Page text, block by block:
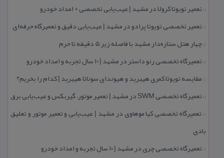
:: تعمیر تویوتا كرولا در مشهد | عیب‌یابی تخصصی + امداد خودرو
:: تعمیر تخصصی تویوتا پرادو در مشهد | عیب‌یابی دقیق و تعمیرگاه حرفه‌ای
::چهار هتل‌ ستاره‌دار مشهد با فاصله زیر 5 دقیقه تا حرم
:: تعمیرگاه تخصصی رنو داستر در مشهد | ۱۰ سال تجربه و امداد خودرو
:: مقایسه تویوتا كمری هیبرید و هیوندای سوناتا هیبرید | كدام را بخریم؟
:: تعمیرگاه تخصصی SWM در مشهد | تعمیر موتور، گیربكس و عیب‌یابی برق
:: تعمیرگاه تخصصی كیا موهاوی در مشهد | عیب‌یابی و تعمیر موتور و تعلیق
بادی
:: تعمیرگاه تخصصی چری در مشهد | ۱۰ سال تجربه و امداد خودرو